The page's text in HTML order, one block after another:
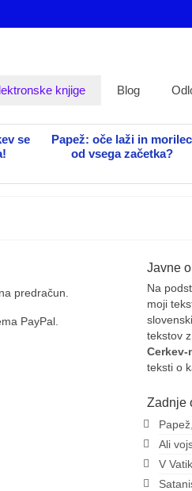
knjige Blog
se
Papež: oče laži in morilec
od vsega začetka?
predračun.
PayPal.
Javne
Na
moji
tekstov
Cerkev-
teksti o
Zadnje
Ali
V